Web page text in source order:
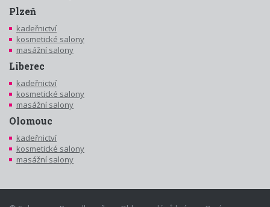
Plzeň
kadeřnictví
kosmetické salony
masážní salony
Liberec
kadeřnictví
kosmetické salony
masážní salony
Olomouc
kadeřnictví
kosmetické salony
masážní salony